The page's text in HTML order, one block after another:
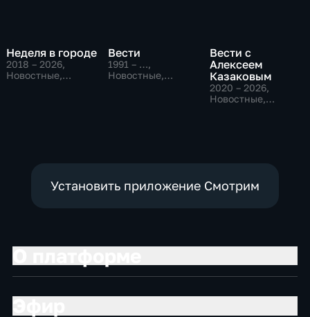
Неделя в городе
2018 – 2026,
Новостные,
Вести
1991 – …,
Новостные,
Вести с
Алексеем
Казаковым
2020 – 2026,
Новостные,
Установить приложение Смотрим